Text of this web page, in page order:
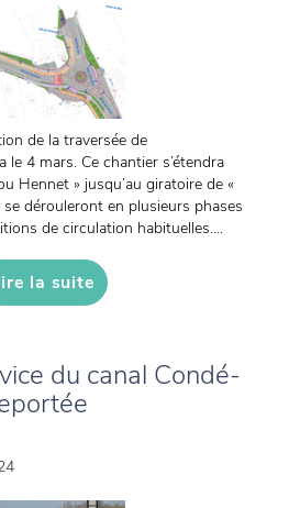
de la traversée de
le 4 mars. Ce chantier s’étendra
Hennet » jusqu’au giratoire de «
se dérouleront en plusieurs phases
de circulation habituelles....
la suite
du canal Condé-